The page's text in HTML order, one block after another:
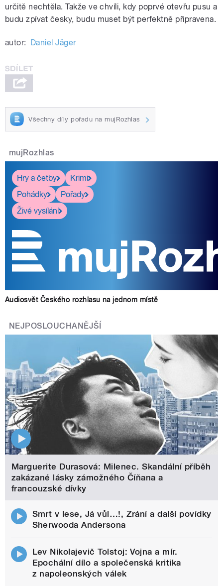
určitě nechtěla. Takže ve chvíli, kdy poprvé otevřu pusu a
budu zpívat česky, budu muset být perfektně připravena.
autor: Daniel Jäger
Všechny díly pořadu na mujRozhlas
mujRozhlas
Hry a četby
Krimi
Pohádky
Pořady
Živé vysílání
Audiosvět Českého rozhlasu na jednom místě
NEJPOSLOUCHANĚJŠÍ
Marguerite Durasová: Milenec. Skandální příběh
zakázané lásky zámožného Číňana a
francouzské dívky
Smrt v lese, Já vůl…!, Zrání a další povídky
Sherwooda Andersona
Lev Nikolajevič Tolstoj: Vojna a mír.
Epochální dílo a společenská kritika
z napoleonských válek